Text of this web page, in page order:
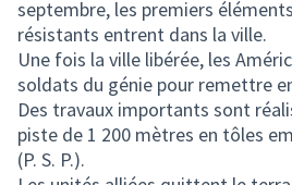
septembre, les premiers
résistants entrent dans la ville.
Une fois la ville libérée, les
soldats du génie pour remettre
Des travaux importants sont
piste de 1 200 mètres en tôles
(P. S. P.).